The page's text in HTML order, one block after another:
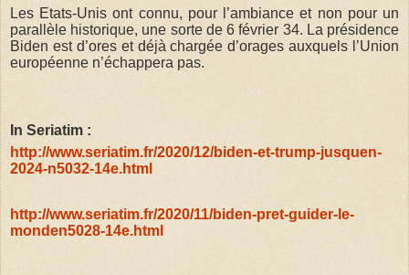
Les Etats-Unis ont connu, pour l’ambiance et non pour un
parallèle historique, une sorte de 6 février 34. La présidence
Biden est d’ores et déjà chargée d’orages auxquels l’Union
européenne n’échappera pas.
In Seriatim :
http://www.seriatim.fr/2020/12/biden-et-trump-jusquen-
2024-n5032-14e.html
http://www.seriatim.fr/2020/11/biden-pret-guider-le-
monden5028-14e.html